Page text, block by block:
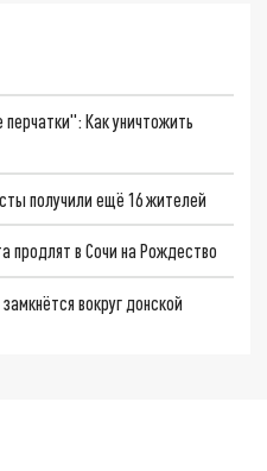
Как уничтожить
получили ещё 16 жителей
продлят в Сочи на Рождество
вокруг донской